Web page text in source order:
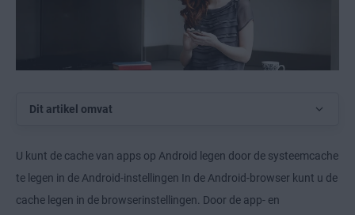
Dit artikel omvat
U kunt de cache van apps op Android legen door de systeemcache
te legen in de Android-instellingen In de Android-browser kunt u de
cache legen in de browserinstellingen. Door de app- en